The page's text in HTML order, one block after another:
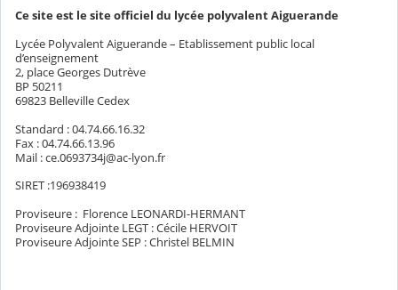
Ce site est le site officiel du lycée polyvalent Aiguerande
Lycée Polyvalent Aiguerande – Etablissement public local
d’enseignement
2, place Georges Dutrève
BP 50211
69823 Belleville Cedex
Standard : 04.74.66.16.32
Fax : 04.74.66.13.96
Mail : ce.0693734j@ac-lyon.fr
SIRET :196938419
Proviseure : Florence LEONARDI-HERMANT
Proviseure Adjointe LEGT : Cécile HERVOIT
Proviseure Adjointe SEP : Christel BELMIN